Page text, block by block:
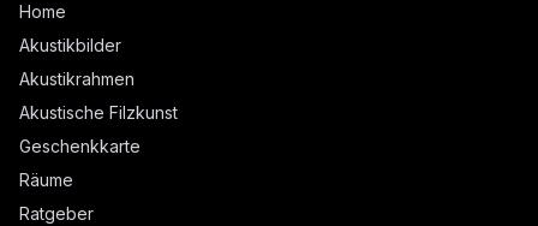
Home
Akustikbilder
Akustikrahmen
Akustische Filzkunst
Geschenkkarte
Räume
Ratgeber